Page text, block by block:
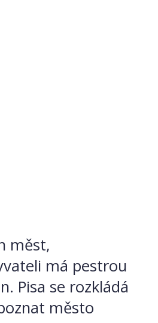
měst,
má pestrou
Pisa se rozkládá
město